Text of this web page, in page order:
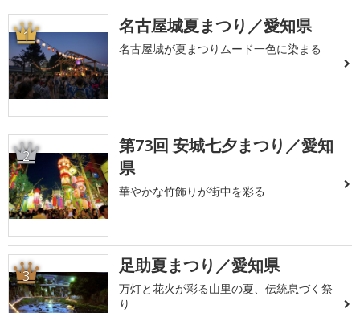
1 名古屋城夏まつり／愛知県
名古屋城が夏まつりムード一色に染まる
2
第73回 安城七夕まつり／愛知
県
華やかな竹飾りが街中を彩る
3 足助夏まつり／愛知県
万灯と花火が彩る山里の夏、伝統息づく祭
り